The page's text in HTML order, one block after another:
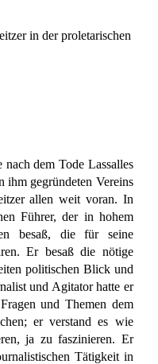
in der proletarischen
dem Tode Lassalles
ihm gegründeten Vereins
allen weit voran. In
Führer, der in hohem
besaß, die für seine
Er besaß die nötige
politischen Blick und
und Agitator hatte er
und Themen dem
er verstand es wie
ja zu faszinieren. Er
Tätigkeit in